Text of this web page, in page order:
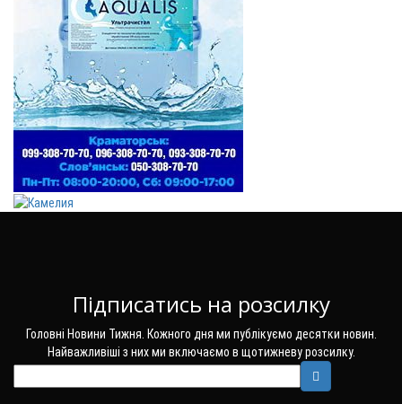
Підписатись на розсилку
Головні Новини Тижня. Кожного дня ми публікуємо десятки новин.
Найважливіші з них ми включаємо в щотижневу розсилку.